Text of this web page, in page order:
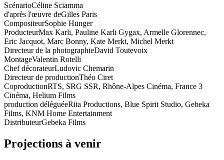
ScénarioCéline Sciamma
d'après l'œuvre deGilles Paris
CompositeurSophie Hunger
ProducteurMax Karli, Pauline Karli Gygax, Armelle Glorennec,
Eric Jacquot, Marc Bonny, Kate Merkt, Michel Merkt
Directeur de la photographieDavid Toutevoix
MontageValentin Rotelli
Chef décorateurLudovic Chemarin
Directeur de productionThéo Ciret
CoproductionRTS, SRG SSR, Rhône-Alpes Cinéma, France 3
Cinéma, Helium Films
production déléguéeRita Productions, Blue Spirit Studio, Gebeka
Films, KNM Home Entertainment
DistributeurGebeka Films
Projections à venir